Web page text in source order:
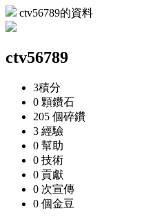
ctv56789的資料
ctv56789
3積分
0 顆鑽石
205 個碎鑽
3 經驗
0 幫助
0 技術
0 貢獻
0 次宣傳
0 個金豆